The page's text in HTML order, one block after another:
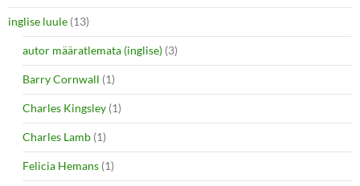
inglise luule (13)
autor määratlemata (inglise) (3)
Barry Cornwall (1)
Charles Kingsley (1)
Charles Lamb (1)
Felicia Hemans (1)